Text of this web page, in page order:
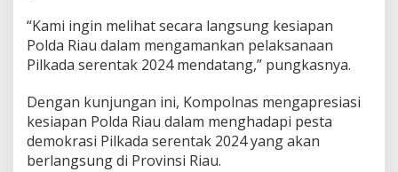
“Kami ingin melihat secara langsung kesiapan
Polda Riau dalam mengamankan pelaksanaan
Pilkada serentak 2024 mendatang,” pungkasnya.
Dengan kunjungan ini, Kompolnas mengapresiasi
kesiapan Polda Riau dalam menghadapi pesta
demokrasi Pilkada serentak 2024 yang akan
berlangsung di Provinsi Riau.